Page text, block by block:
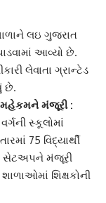
લઇ ગુજરાત
આવ્યો છે.
લેવાતા ગ્રાન્ટેડ
છે.
મંજૂરી :
સ્કૂલોમાં
75 વિદ્યાર્થી
સેટઅપને મંજૂરી
ઓમાં શિક્ષકોની